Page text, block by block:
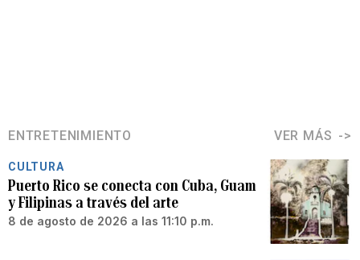
ENTRETENIMIENTO VER MÁS
CULTURA
Puerto Rico se conecta con Cuba, Guam
y Filipinas a través del arte
8 de agosto de 2026 a las 11:10 p.m.